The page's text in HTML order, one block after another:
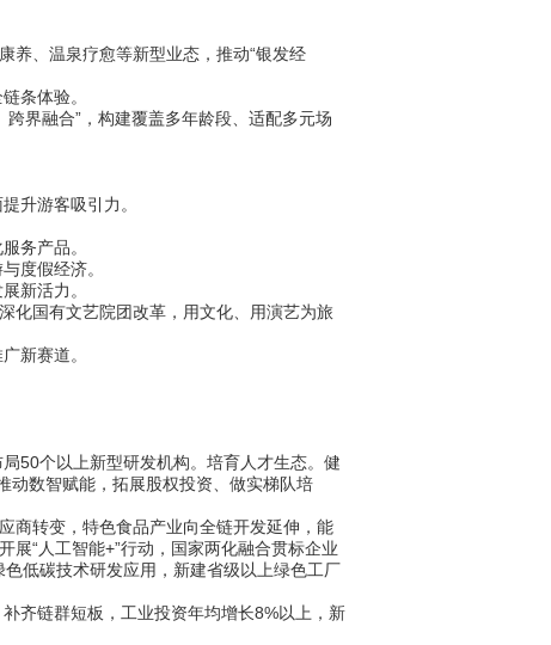
、温泉疗愈等新型业态，推动“银发经
条体验。
界融合”，构建覆盖多年龄段、适配多元场
升游客吸引力。
务产品。
度假经济。
新活力。
国有文艺院团改革，用文化、用演艺为旅
新赛道。
50个以上新型研发机构。培育人才生态。健
动数智赋能，拓展股权投资、做实梯队培
商转变，特色食品产业向全链开发延伸，能
展“人工智能+”行动，国家两化融合贯标企业
低碳技术研发应用，新建省级以上绿色工厂
齐链群短板，工业投资年均增长8%以上，新